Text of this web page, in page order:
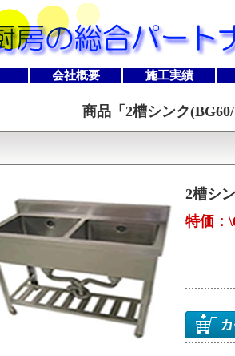
会社概要 施工実績
商品「 2槽シンク
2槽シ
特価